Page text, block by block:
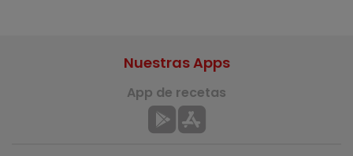
Nuestras Apps
App de recetas